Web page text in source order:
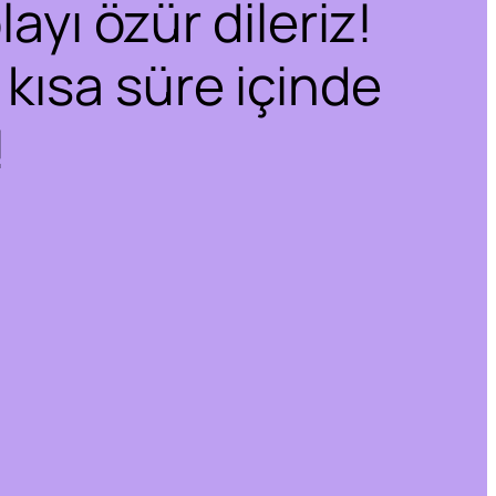
özür dileriz!
süre içinde